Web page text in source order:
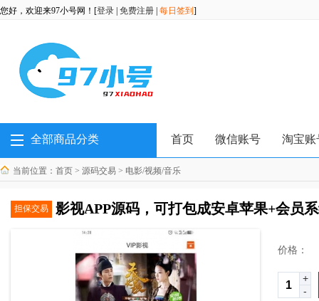
您好，欢迎来97小号网！[登录 免费注册 每日签到 ]
全部商品分类 首页 微信账号 淘宝账
当前位置： 首页 > 源码交易 > 电影/视频/音乐
担保交易 影视APP源码，可打包成安卓苹果+会员
价格：
+
-